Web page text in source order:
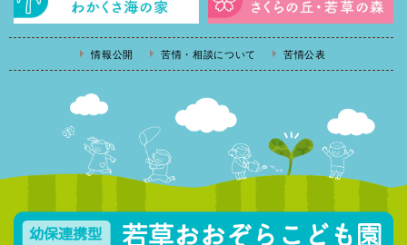
情報公開 苦情・相談について 苦情公表